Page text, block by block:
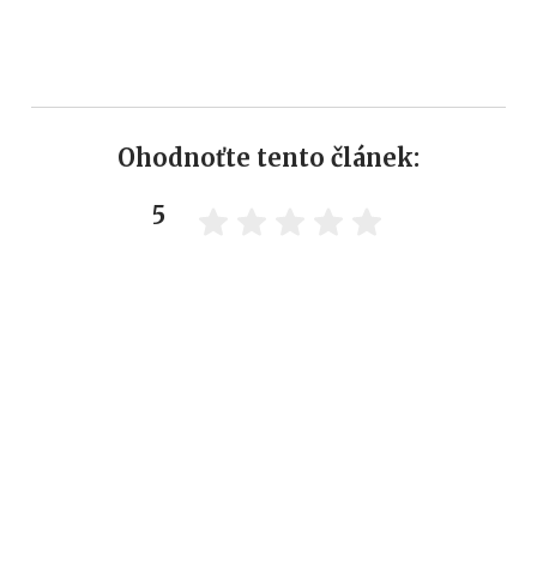
Ohodnoťte tento článek:
5